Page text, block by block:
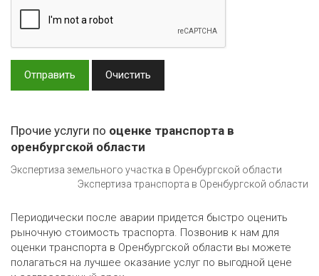
Отправить Очистить
Прочие услуги по оценке транспорта в
оренбургской области
Экспертиза земельного участка в Оренбургской области
Экспертиза транспорта в Оренбургской области
Периодически после аварии придется быстро оценить
рыночную стоимость траспорта. Позвонив к нам для
оценки транспорта в Оренбургской области вы можете
полагаться на лучшее оказание услуг по выгодной цене